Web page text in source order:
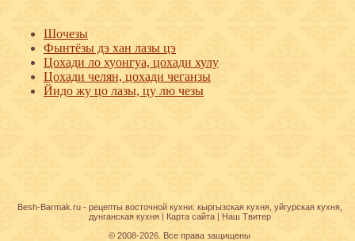
Шочезы
Фынтёзы дэ хан лазы цэ
Цохади ло хуонгуа, цохади хулу
Цохади челян, цохади чеганзы
Йидо жу цо лазы, цу лю чезы
Besh-Barmak.ru - рецепты восточной кухни: кыргызская кухня, уйгурская кухня,
дунганская кухня| Карта сайта| Наш Твитер
© 2008-2026. Все права защищены